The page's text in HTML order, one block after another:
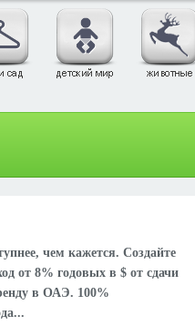
чем кажется. Создайте
от 8% годовых в $ от сдачи
в ОАЭ. 100%